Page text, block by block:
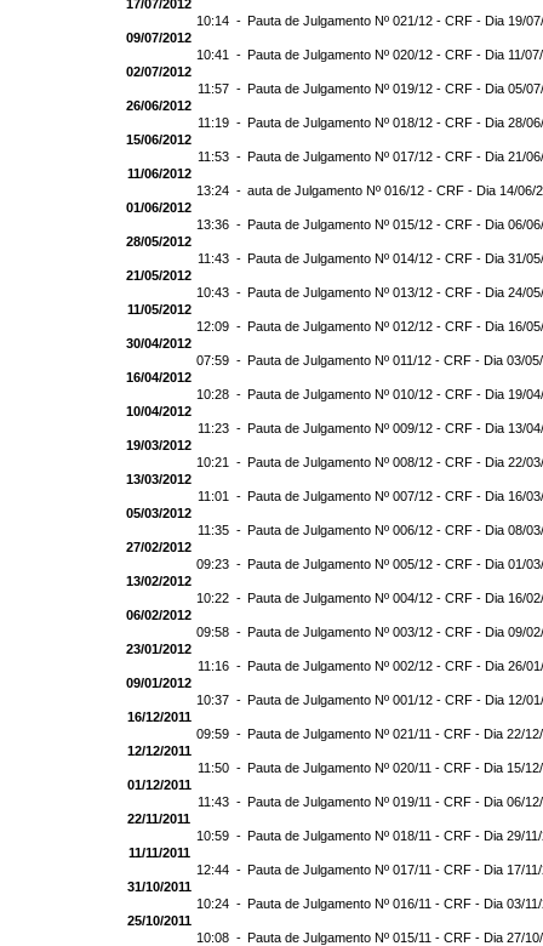
17/07/2012
10:14 - Pauta de Julgamento Nº 021/12 - CRF - Dia 19/
09/07/2012
10:41 - Pauta de Julgamento Nº 020/12 - CRF - Dia 11/
02/07/2012
11:57 - Pauta de Julgamento Nº 019/12 - CRF - Dia 05/
26/06/2012
11:19 - Pauta de Julgamento Nº 018/12 - CRF - Dia 28/
15/06/2012
11:53 - Pauta de Julgamento Nº 017/12 - CRF - Dia 21/
11/06/2012
13:24 - auta de Julgamento Nº 016/12 - CRF - Dia 14/06/
01/06/2012
13:36 - Pauta de Julgamento Nº 015/12 - CRF - Dia 06/
28/05/2012
11:43 - Pauta de Julgamento Nº 014/12 - CRF - Dia 31/
21/05/2012
10:43 - Pauta de Julgamento Nº 013/12 - CRF - Dia 24/
11/05/2012
12:09 - Pauta de Julgamento Nº 012/12 - CRF - Dia 16/
30/04/2012
07:59 - Pauta de Julgamento Nº 011/12 - CRF - Dia 03/
16/04/2012
10:28 - Pauta de Julgamento Nº 010/12 - CRF - Dia 19/
10/04/2012
11:23 - Pauta de Julgamento Nº 009/12 - CRF - Dia 13/
19/03/2012
10:21 - Pauta de Julgamento Nº 008/12 - CRF - Dia 22/
13/03/2012
11:01 - Pauta de Julgamento Nº 007/12 - CRF - Dia 16/
05/03/2012
11:35 - Pauta de Julgamento Nº 006/12 - CRF - Dia 08/
27/02/2012
09:23 - Pauta de Julgamento Nº 005/12 - CRF - Dia 01/
13/02/2012
10:22 - Pauta de Julgamento Nº 004/12 - CRF - Dia 16/
06/02/2012
09:58 - Pauta de Julgamento Nº 003/12 - CRF - Dia 09/
23/01/2012
11:16 - Pauta de Julgamento Nº 002/12 - CRF - Dia 26/
09/01/2012
10:37 - Pauta de Julgamento Nº 001/12 - CRF - Dia 12/
16/12/2011
09:59 - Pauta de Julgamento Nº 021/11 - CRF - Dia 22/
12/12/2011
11:50 - Pauta de Julgamento Nº 020/11 - CRF - Dia 15/
01/12/2011
11:43 - Pauta de Julgamento Nº 019/11 - CRF - Dia 06/
22/11/2011
10:59 - Pauta de Julgamento Nº 018/11 - CRF - Dia 29/
11/11/2011
12:44 - Pauta de Julgamento Nº 017/11 - CRF - Dia 17/
31/10/2011
10:24 - Pauta de Julgamento Nº 016/11 - CRF - Dia 03/
25/10/2011
10:08 - Pauta de Julgamento Nº 015/11 - CRF - Dia 27/